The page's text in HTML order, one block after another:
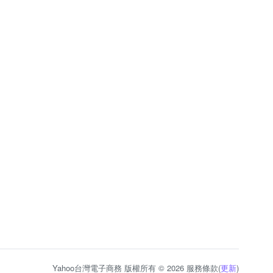
Yahoo台灣電子商務 版權所有 © 2026 服務條款(更新)